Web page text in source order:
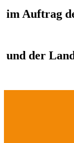
im Auftrag
und der